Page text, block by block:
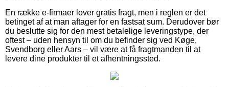
En række e-firmaer lover gratis fragt, men i reglen er det
betinget af at man aftager for en fastsat sum. Derudover bør
du beslutte sig for den mest betalelige leveringstype, der
oftest – uden hensyn til om du befinder sig ved Køge,
Svendborg eller Aars – vil være at få fragtmanden til at
levere dine produkter til et afhentningssted.